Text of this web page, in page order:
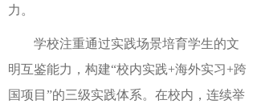
力。
学校注重通过实践场景培育学生的文
明互鉴能力，构建“校内实践+海外实习+跨
国项目”的三级实践体系。在校内，连续举